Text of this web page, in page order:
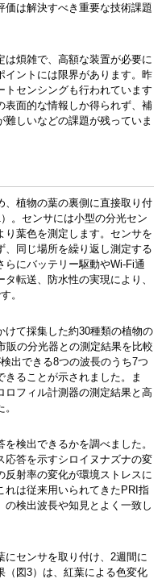
は解決すべき重要な技術課題
は煩雑で、高額な装置が必要に
イントには限界があります。昨
センシングも行われています
表面的な情報しか得られず、補
しいなどの課題が残っていま
、植物の葉の裏側に直接取り付
。センサには小型の分光セン
葉色を測定します。センサを
同じ場所を繰り返し測定する
らにバッテリー駆動やWi-Fi通
転送、防水性の実現により、
。
けて採集した約30種類の植物の
販の分光器との測定結果を比較
出できる8つの波長のうち7つ
ることが示されました。ま
ロフィル計測器の測定結果と高
検出できるかを調べました。
応答を示すシロイヌナズナの変
反射率の変化が環境ストレスに
れは従来用いられてきたPRI指
検出波長や知見とよく一致し
にセンサを取り付け、2週間に
（図3）は、紅葉による色変化